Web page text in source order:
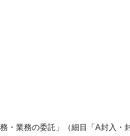
・業務の委託」（細目「A封入